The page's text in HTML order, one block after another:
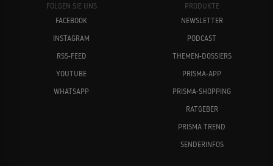
FOLGEN SIE UNS
FACEBOOK
INSTAGRAM
RSS-FEED
YOUTUBE
WHATSAPP
PRODUKTE
NEWSLETTER
PODCAST
THEMEN-DOSSIERS
PRISMA-APP
PRISMA-SHOPPING
RATGEBER
PRISMA TREND
SENDERINFOS